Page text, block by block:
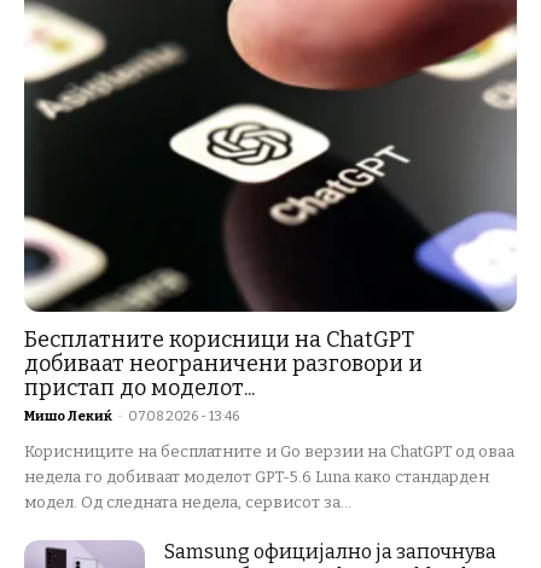
Бесплатните корисници на ChatGPT
добиваат неограничени разговори и
пристап до моделот...
Мишо Лекиќ - 07.08.2026 - 13:46
Корисниците на бесплатните и Go верзии на ChatGPT од оваа
недела го добиваат моделот GPT-5.6 Luna како стандарден
модел. Од следната недела, сервисот за...
Samsung официјално ја започнува